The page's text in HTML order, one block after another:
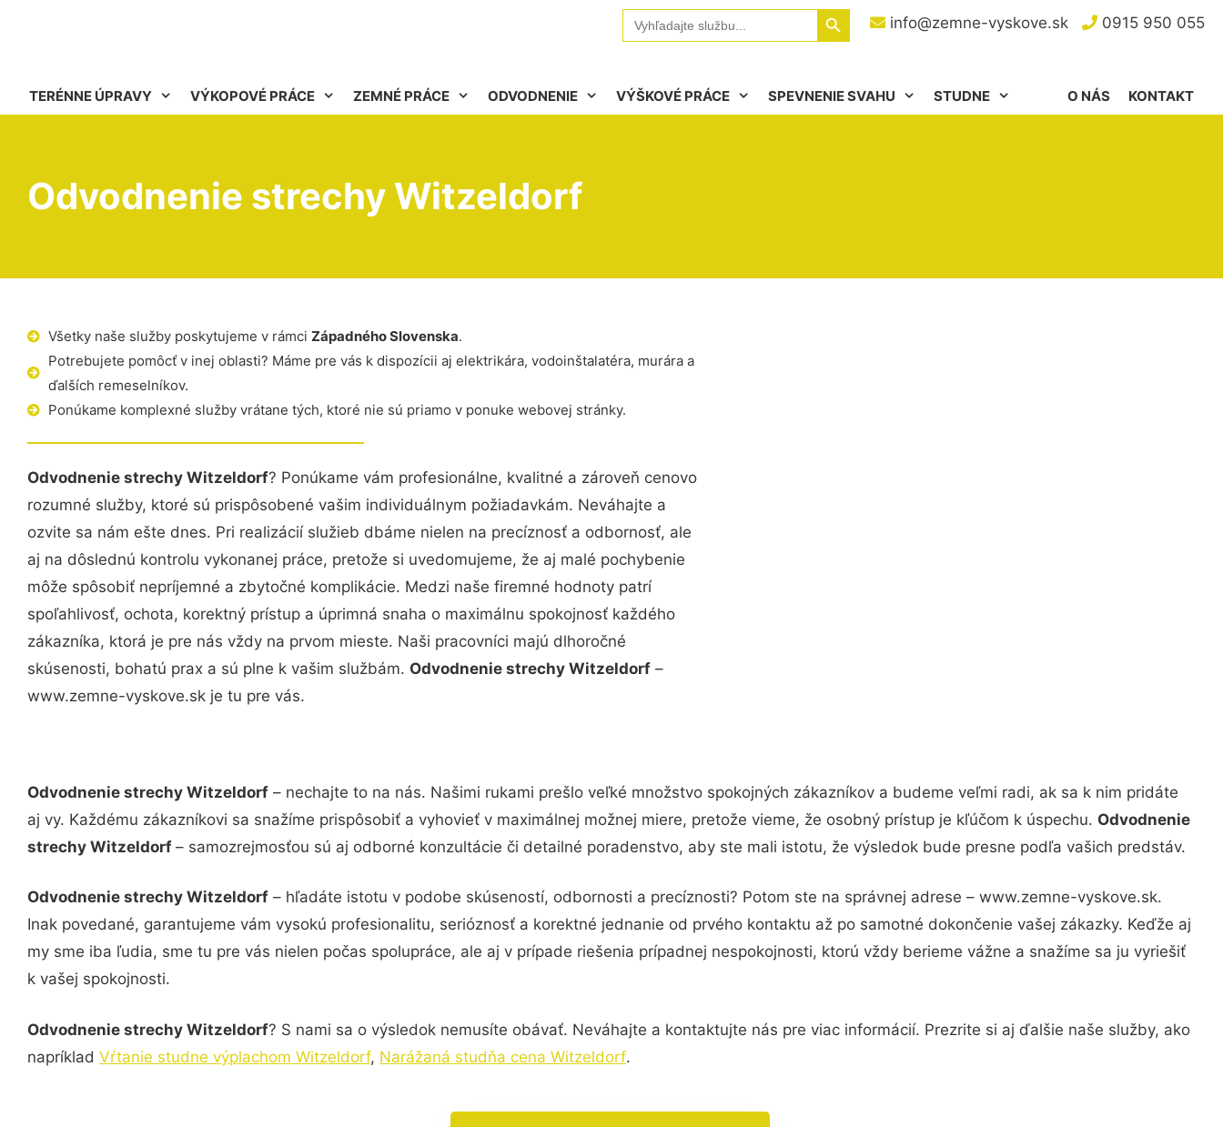
info@zemne-vyskove.sk 0915 950 055
Search
for:
Search Button
TERÉNNE ÚPRAVY VÝKOPOVÉ PRÁCE ZEMNÉ PRÁCE ODVODNENIE VÝŠKOVÉ PRÁCE SPEVNENIE SVAHU STUDNE KONTAKT
O NÁS
Odvodnenie strechy Witzeldorf
Všetky naše služby poskytujeme v rámci Západného Slovenska.
Potrebujete pomôcť v inej oblasti? Máme pre vás k dispozícii aj elektrikára, vodoinštalatéra, murára a
ďalších remeselníkov.
Ponúkame komplexné služby vrátane tých, ktoré nie sú priamo v ponuke webovej stránky.
Odvodnenie strechy Witzeldorf? Ponúkame vám profesionálne, kvalitné a zároveň cenovo
rozumné služby, ktoré sú prispôsobené vašim individuálnym požiadavkám. Neváhajte a
ozvite sa nám ešte dnes. Pri realizácií služieb dbáme nielen na precíznosť a odbornosť, ale
aj na dôslednú kontrolu vykonanej práce, pretože si uvedomujeme, že aj malé pochybenie
môže spôsobiť nepríjemné a zbytočné komplikácie. Medzi naše firemné hodnoty patrí
spoľahlivosť, ochota, korektný prístup a úprimná snaha o maximálnu spokojnosť každého
zákazníka, ktorá je pre nás vždy na prvom mieste. Naši pracovníci majú dlhoročné
skúsenosti, bohatú prax a sú plne k vašim službám. Odvodnenie strechy Witzeldorf –
www.zemne-vyskove.sk je tu pre vás.
Odvodnenie strechy Witzeldorf – nechajte to na nás. Našimi rukami prešlo veľké množstvo spokojných zákazníkov a budeme veľmi radi, ak sa k nim pridáte
aj vy. Každému zákazníkovi sa snažíme prispôsobiť a vyhovieť v maximálnej možnej miere, pretože vieme, že osobný prístup je kľúčom k úspechu. Odvodnenie
strechy Witzeldorf – samozrejmosťou sú aj odborné konzultácie či detailné poradenstvo, aby ste mali istotu, že výsledok bude presne podľa vašich predstáv.
Odvodnenie strechy Witzeldorf – hľadáte istotu v podobe skúseností, odbornosti a precíznosti? Potom ste na správnej adrese – www.zemne-vyskove.sk.
Inak povedané, garantujeme vám vysokú profesionalitu, serióznosť a korektné jednanie od prvého kontaktu až po samotné dokončenie vašej zákazky. Keďže aj
my sme iba ľudia, sme tu pre vás nielen počas spolupráce, ale aj v prípade riešenia prípadnej nespokojnosti, ktorú vždy berieme vážne a snažíme sa ju vyriešiť
k vašej spokojnosti.
Odvodnenie strechy Witzeldorf? S nami sa o výsledok nemusíte obávať. Neváhajte a kontaktujte nás pre viac informácií. Prezrite si aj ďalšie naše služby, ako
napríklad Vŕtanie studne výplachom Witzeldorf, Narážaná studňa cena Witzeldorf.